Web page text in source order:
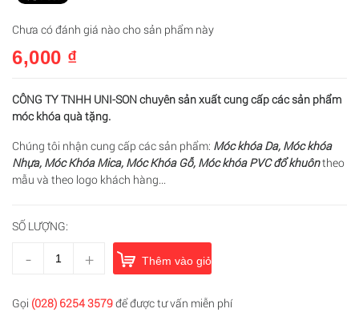
Chưa có đánh giá nào cho sản phẩm này
6,000 ₫
CÔNG TY TNHH UNI-SON chuyên sản xuất cung cấp các sản phẩm
móc khóa quà tặng.
Chúng tôi nhận cung cấp các sản phẩm: Móc khóa Da, Móc khóa
Nhựa, Móc Khóa Mica, Móc Khóa Gỗ, Móc khóa PVC đổ khuôntheo
mẫu và theo logo khách hàng...
SỐ LƯỢNG:
- + Thêm vào giỏ hàng
Gọi (028) 6254 3579để được tư vấn miễn phí